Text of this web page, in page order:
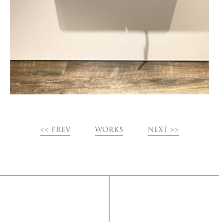
<< PREV WORKS NEXT >>